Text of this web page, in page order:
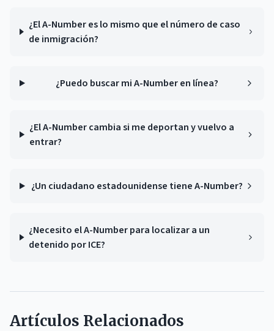
¿El A-Number es lo mismo que el número de caso
de inmigración?
¿Puedo buscar mi A-Number en línea?
¿El A-Number cambia si me deportan y vuelvo a
entrar?
¿Un ciudadano estadounidense tiene A-Number?
¿Necesito el A-Number para localizar a un
detenido por ICE?
Artículos Relacionados